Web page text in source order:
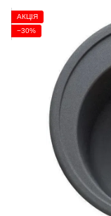
АКЦІЯ
−30%